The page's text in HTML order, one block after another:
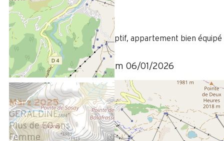
Femme
5
/ 5
Tout à fait conforme au descriptif, appartement bien équipé
sans luxe inutile.
Bewertung geschrieben am 06/01/2026
März 2025
GERALDINE
Plus de 50 ans
Femme